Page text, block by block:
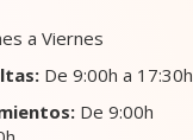
a Viernes
De 9:00h a 17:30h
De 9:00h